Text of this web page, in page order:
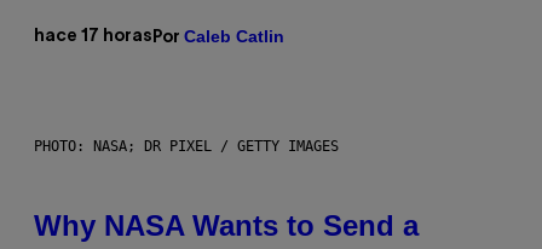
hace 17 horas Por Caleb Catlin
PHOTO: NASA; DR PIXEL / GETTY IMAGES
Why NASA Wants to Send a